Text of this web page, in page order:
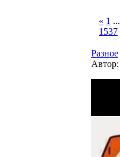
« 1 ...
1537
Разное
Автор: